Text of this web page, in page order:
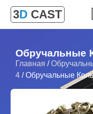
3D CAST
Обручальные
Главная /
4 / Обручальные